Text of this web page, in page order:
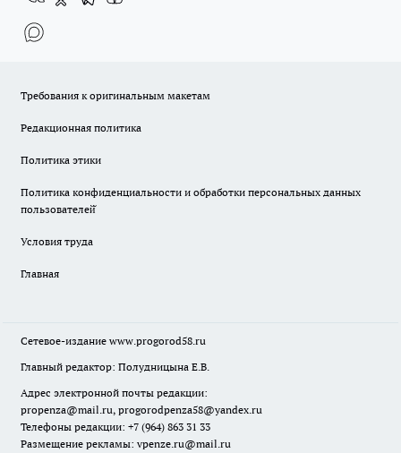
Требования к оригинальным макетам
Редакционная политика
Политика этики
Политика конфиденциальности и обработки персональных данных
пользователей̆
Условия труда
Главная
Сетевое-издание www.progorod58.ru
Главный редактор: Полудницына Е.В.
Адрес электронной почты редакции:
propenza@mail.ru, progorodpenza58@yandex.ru
Телефоны редакции: +7 (964) 863 31 33
Размещение рекламы: vpenze.ru@mail.ru